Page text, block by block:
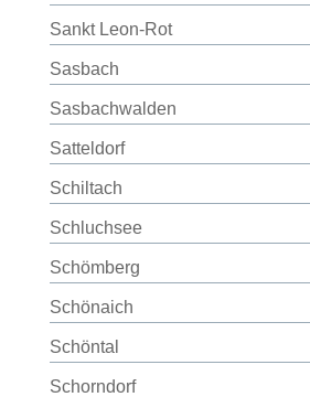
Sankt Leon-Rot
Sasbach
Sasbachwalden
Satteldorf
Schiltach
Schluchsee
Schömberg
Schönaich
Schöntal
Schorndorf